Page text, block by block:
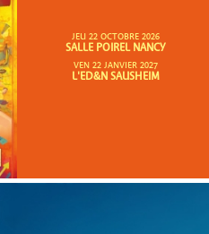
JEU 22 OCTOBRE 2026
SALLE POIREL NANCY
VEN 22 JANVIER 2027
L'ED&N SAUSHEIM